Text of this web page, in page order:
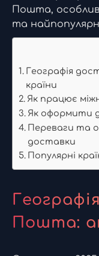
Пошта,
та
Географія
країни
Як працює
Як оформити
Переваги та
доставки
Популярні
Пошта: